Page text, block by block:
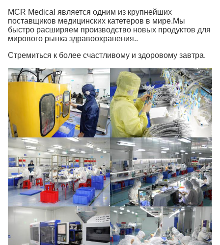
MCR Medical является одним из крупнейших
поставщиков медицинских катетеров в мире.Мы
быстро расширяем производство новых продуктов для
мирового рынка здравоохранения..
Стремиться к более счастливому и здоровому завтра.